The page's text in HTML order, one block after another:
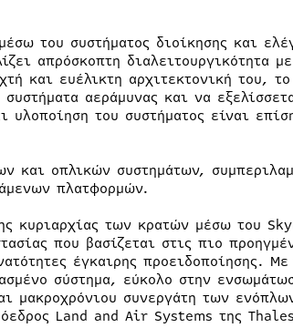
του συστήματος διοίκησης και
απρόσκοπτη διαλειτουργικότητα
και ευέλικτη αρχιτεκτονική του, το
αεράμυνας και να
του συστήματος είναι
και οπλικών συστημάτων,
πλατφορμών.
κυριαρχίας των κρατών μέσω του
που βασίζεται στις πιο
έγκαιρης προειδοποίησης. Με
σύστημα, εύκολο στην
μακροχρόνιου συνεργάτη των
Land and Air Systems της